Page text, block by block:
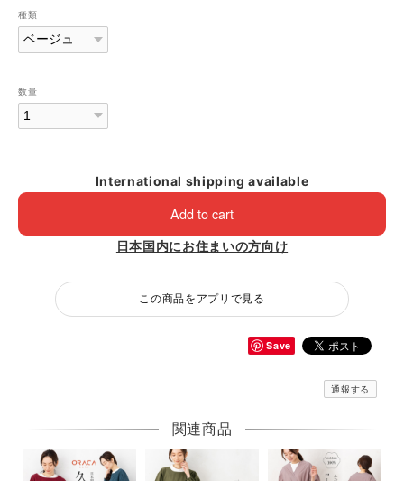
種類
数量
International shipping available
Add to cart
日本国内にお住まいの方向け
この商品をアプリで見る
Save
通報する
関連商品